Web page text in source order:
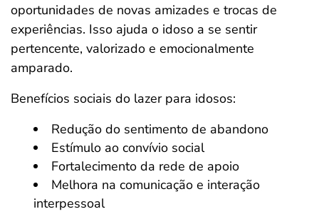
oportunidades de novas amizades e trocas de
experiências. Isso ajuda o idoso a se sentir
pertencente, valorizado e emocionalmente
amparado.
Benefícios sociais do lazer para idosos:
Redução do sentimento de abandono
Estímulo ao convívio social
Fortalecimento da rede de apoio
Melhora na comunicação e interação
interpessoal